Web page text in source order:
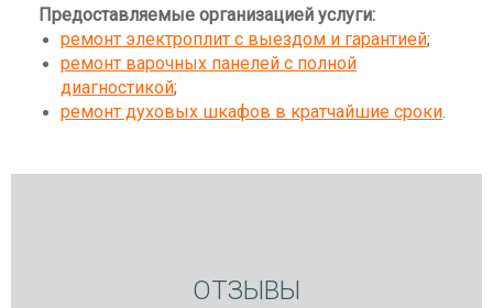
Предоставляемые организацией услуги:
ремонт электроплит с выездом и гарантией;
ремонт варочных панелей с полной
диагностикой;
ремонт духовых шкафов в кратчайшие сроки.
ОТЗЫВЫ